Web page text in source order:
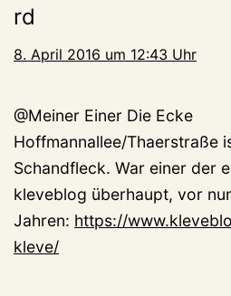
rd
8. April 2016 um 12:43 Uhr
@Meiner Einer Die Ecke
Hoffmannallee/Thaerstraße
Schandfleck. War einer der
kleveblog überhaupt, vor
Jahren: https://
kleve/